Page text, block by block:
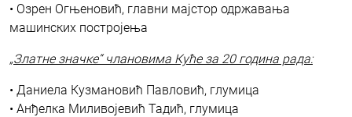
• Озрен Огњеновић, главни мајстор одржавања
машинских постројења
„Златне значке“ члановима Куће за 20 година рада:
• Даниела Кузмановић Павловић, глумица
• Анђелка Миливојевић Тадић, глумица